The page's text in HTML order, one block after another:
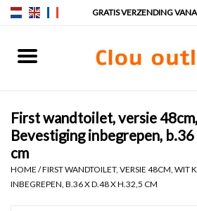
Kranen & sifons
First wandtoilet, versie
Bevestiging inbegrepen,
cm
HOME /FIRST WANDTOILET, VERSIE 48CM, WIT
INBEGREPEN, B.36 X D.48 X H.32,5 CM